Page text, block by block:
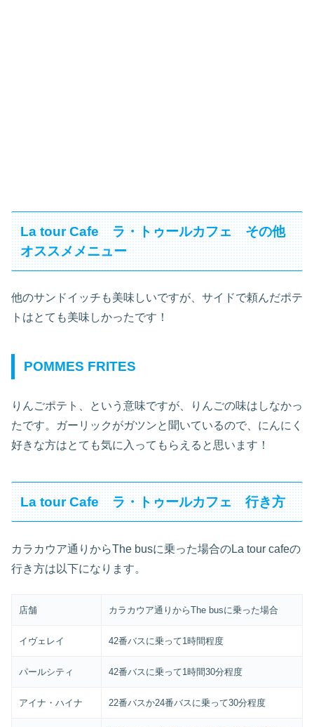
La tour Cafe ラ・トゥールカフェ その他
オススメメニュー
他のサンドイッチも美味しいですが、サイドで頼んだポテ
トはとても美味しかったです！
POMMES FRITES
りんごポテト、という意味ですが、りんごの味はしなかっ
たです。ガーリックがガツンと聞いているので、にんにく
好きな方はとても気に入ってもらえると思います！
La tour Cafe ラ・トゥールカフェ 行き方
カラカウア通りからThe busに乗った場合のLa tour cafeの
行き方は以下になります。
店舗 カラカウア通りからThe busに乗った場合
イヴェレイ 42番バスに乗って1時間程度
パールシティ 42番バスに乗って1時間30分程度
アイナ・ハイナ 22番バスか24番バスに乗って30分程度